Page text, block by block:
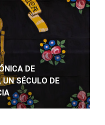
DE
SÉCULO DE